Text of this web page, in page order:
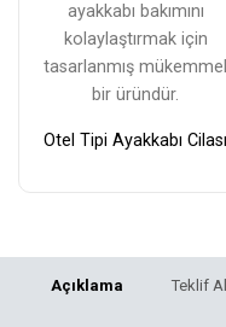
Açıklama Teklif Al
ayakkabı bakımını
kolaylaştırmak için
tasarlanmış mükemmel
bir üründür.
Otel Tipi Ayakkabı Cilası